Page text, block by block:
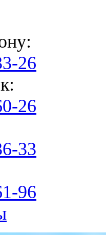
26
26
33
96